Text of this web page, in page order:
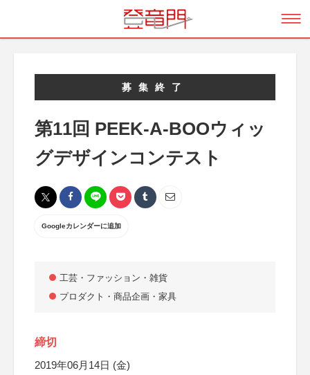
募集終了
第11回 PEEK-A-BOOウィッ
グデザインコンテスト
Googleカレンダーに追加
工芸・ファッション・雑貨
プロダクト・商品企画・家具
締切
2019年06月14日 (金)